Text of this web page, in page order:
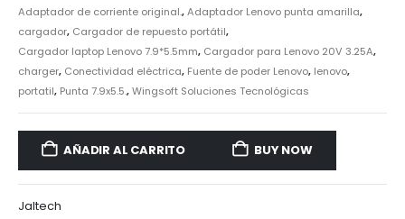
Adaptador de corriente original.,Adaptador Lenovo punta amarilla,
cargador, Cargador de repuesto portátil,
Cargador laptop Lenovo 7.9*5.5mm, Cargador para Lenovo 20V 3.25A,
charger, Conectividad eléctrica, Fuente de poder Lenovo, lenovo,
portatil, Punta 7.9x5.5.,Wingsoft Soluciones Tecnológicas
AÑADIR AL CARRITO BUY NOW
Jaltech